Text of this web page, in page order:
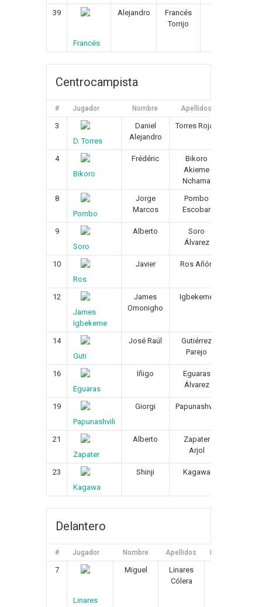
39
Francés
Alejandro
Francés
Torrijo
Centrocampista
# Jugador Nombre Apellidos
3
D. Torres
Daniel
Alejandro
Torres Rojas
4
Bikoro
Frédéric
Bikoro
Akieme
Nchama
8
Pombo
Jorge
Marcos
Pombo
Escobar
9
Soro
Alberto
Soro
Álvarez
10
Ros
Javier Ros Añón
12
James
Igbekeme
James
Omonigho
Igbekeme
14
Guti
José Raúl
Gutiérrez
Parejo
16
Eguaras
Iñigo
Eguaras
Álvarez
19
Papunashvili
Giorgi Papunashvili
21
Zapater
Alberto
Zapater
Arjol
23
Kagawa
Shinji Kagawa
Delantero
# Jugador Nombre Apellidos
7
Linares
Miguel
Linares
Cólera